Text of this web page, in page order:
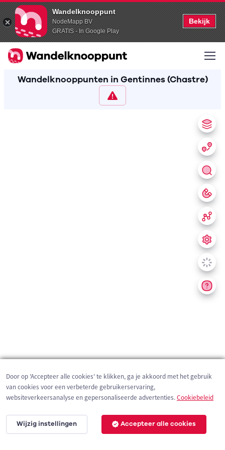
Wandelknooppunt
NodeMapp BV
GRATIS - In Google Play
Bekijk
Wandelknooppunten in Gentinnes (Chastre)
200 m
Door op 'Accepteer alle cookies' te klikken, ga je akkoord met het gebruik
van cookies voor een verbeterde gebruikerservaring,
websiteverkeersanalyse en gepersonaliseerde advertenties.Cookiebeleid
Wijzig instellingen Accepteer alle cookies